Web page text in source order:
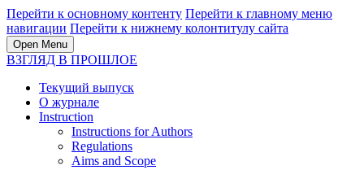
Перейти к основному контенту Перейти к главному меню
навигации Перейти к нижнему колонтитулу сайта
Open Menu
ВЗГЛЯД В ПРОШЛОЕ
Текущий выпуск
О журнале
Instruction
Instructions for Authors
Regulations
Aims and Scope